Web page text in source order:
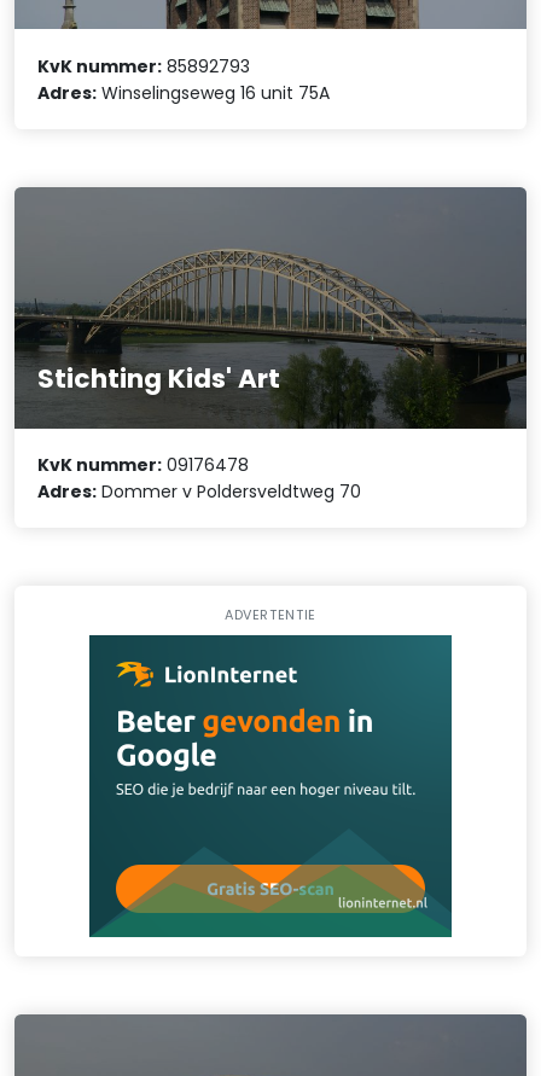
KvK nummer: 85892793
Adres: Winselingseweg 16 unit 75A
Stichting Kids' Art
KvK nummer: 09176478
Adres: Dommer v Poldersveldtweg 70
ADVERTENTIE